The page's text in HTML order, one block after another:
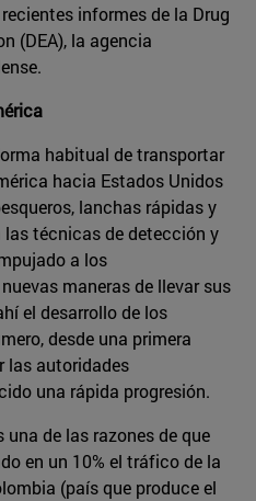
informes de la Drug
(DEA), la agencia
habitual de transportar
hacia Estados Unidos
lanchas rápidas y
técnicas de detección y
a los
maneras de llevar sus
el desarrollo de los
desde una primera
las autoridades
una rápida progresión.
una de las razones de que
en un 10% el tráfico de la
(país que produce el